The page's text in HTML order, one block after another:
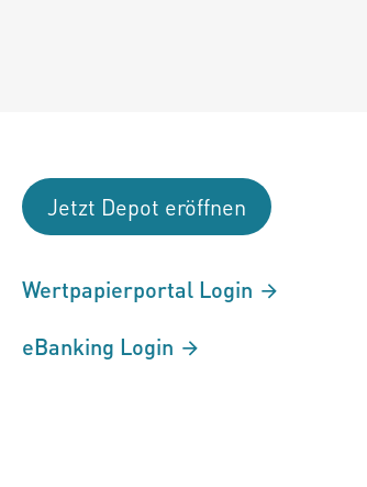
Jetzt Depot eröffnen
Wertpapierportal Login
eBanking Login